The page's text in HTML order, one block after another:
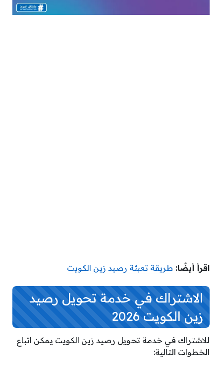
اقرأ أيضًا: طريقة تعبئة رصيد زين الكويت
الاشتراك في خدمة تحويل رصيد
زين الكويت 2026
للاشتراك في خدمة تحويل رصيد زين الكويت يمكن اتباع
الخطوات التالية: